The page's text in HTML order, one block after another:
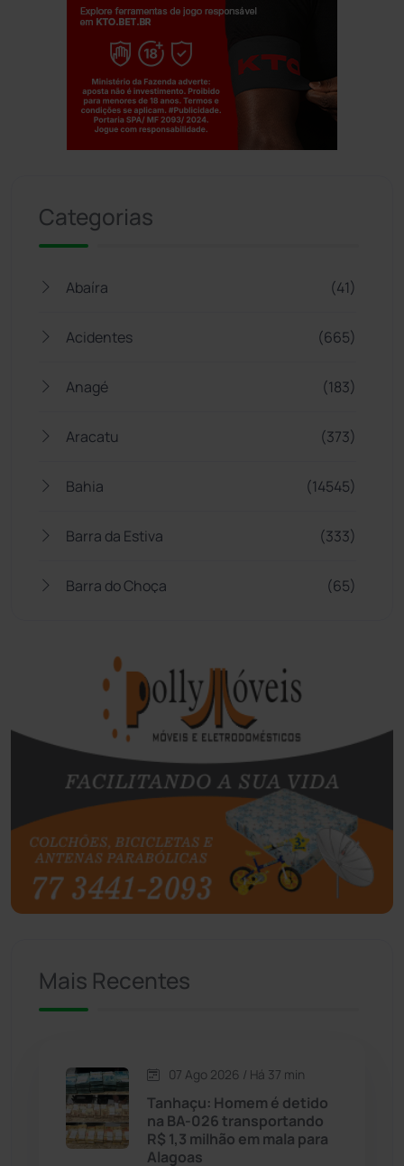
Categorias
Abaíra (41)
Acidentes (665)
Anagé (183)
Aracatu (373)
Bahia (14545)
Barra da Estiva (333)
Barra do Choça (65)
Bom Jesus da Lapa
Boquira
Botuporã (72)
Brasil (7679)
Brumado (31955)
Caetanos
Candiba
Cândido Sales (121)
Mais Recentes
07 Ago 2026 / Há 37 min
Tanhaçu: Homem é detido
na BA-026 transportando
R$ 1,3 milhão em mala para
Alagoas